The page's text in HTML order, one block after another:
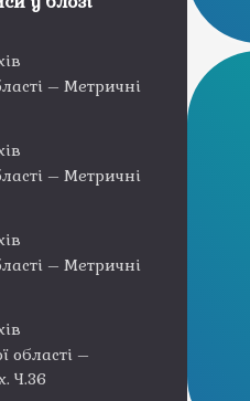
– Метричні
– Метричні
– Метричні
області –
Ч.36